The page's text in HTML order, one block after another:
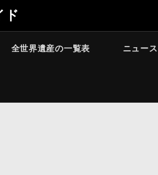
ド
全世界遺産の一覧表 ニュース